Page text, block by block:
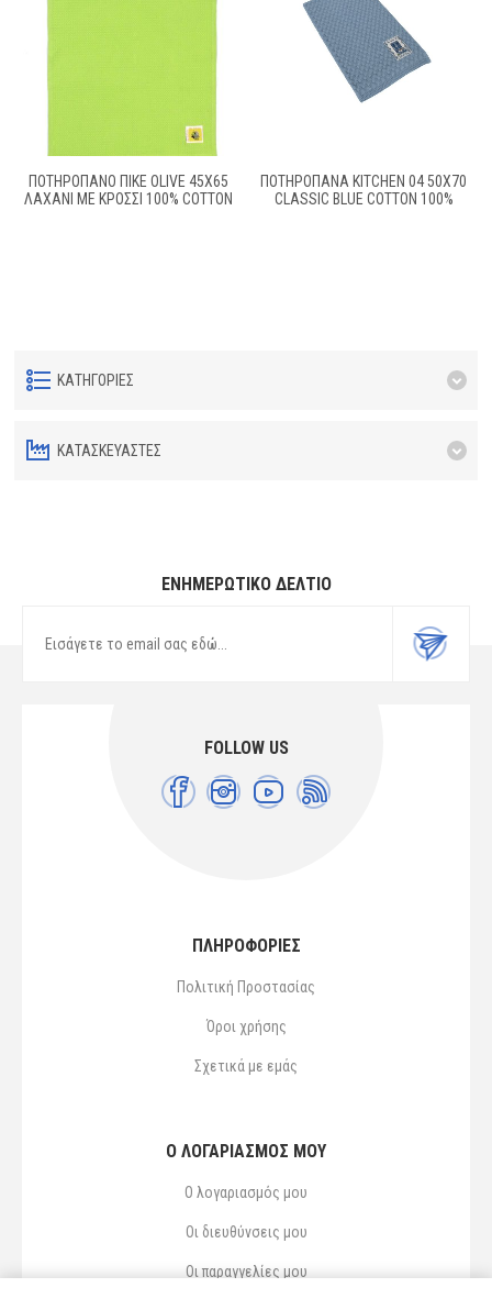
ΠΟΤΗΡΌΠΑΝΟ ΠΙΚΈ OLIVE 45X65
ΛΑΧΑΝΊ ΜΕ ΚΡΌΣΣΙ 100% COTTON
ΠΟΤΗΡΟΠΑΝΑ KITCHEN 04 50X70
CLASSIC BLUE COTTON 100%
ΚΑΤΗΓΟΡΊΕΣ
ΚΑΤΑΣΚΕΥΑΣΤΈΣ
ΕΝΗΜΕΡΩΤΙΚΌ ΔΕΛΤΊΟ
FOLLOW US
ΠΛΗΡΟΦΟΡΙΕΣ
Πολιτική Προστασίας
Όροι χρήσης
Σχετικά με εμάς
Ο ΛΟΓΑΡΙΑΣΜΌΣ ΜΟΥ
Ο λογαριασμός μου
Οι διευθύνσεις μου
Οι παραγγελίες μου